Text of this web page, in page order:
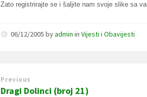
Zato registrirajte se i šaljite nam svoje slike sa
06/12/2005byadmin inVijesti i Obavijesti
Previous
Dragi Dolinci (broj 21)